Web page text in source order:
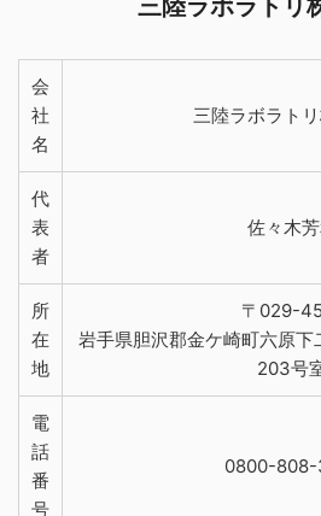
三陸ラボラトリ
会
社
名
三陸ラボラト
代
表
者
佐々木
所
在
地
〒029-
岩手県胆沢郡金ケ崎町六原
203号
電
話
番
号
0800-808-